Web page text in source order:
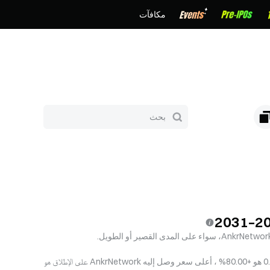
مكافآت
العائد المحتمل على الاستثمار عند شراء AnkrNetwork بالسعر الحالي ﷼‎0.01312 هو +80.00% ، أعلى سعر وصل إليه AnkrNetwork على الإطلاق هو